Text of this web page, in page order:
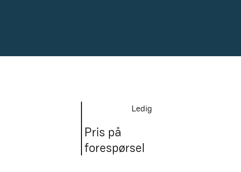
Ledig
Pris på
forespørsel
Forside Til leie Leie av parkering Leie av